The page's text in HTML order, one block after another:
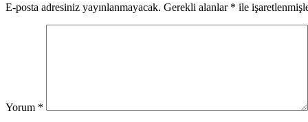
E-posta adresiniz yayınlanmayacak. Gerekli alanlar * ile
Yorum *